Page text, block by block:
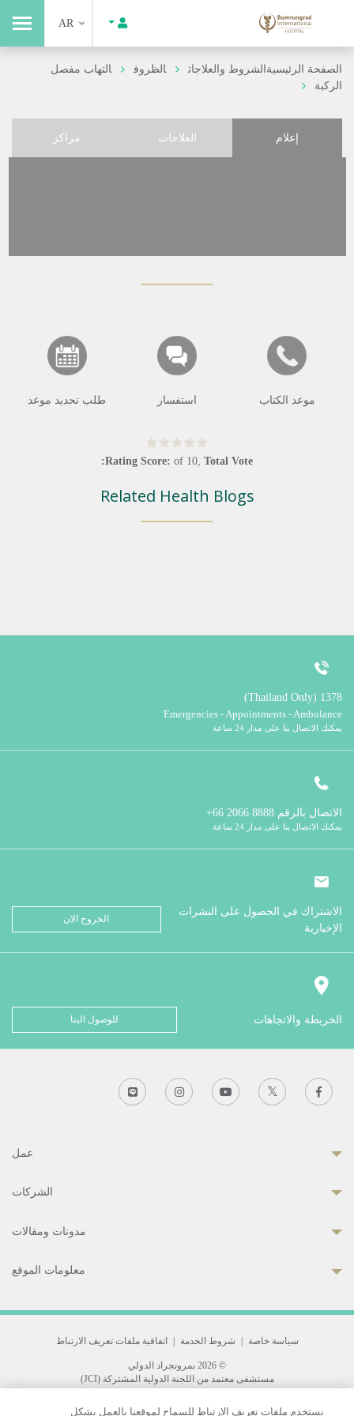
AR
الصفحة الرئيسيةالشروط والعلاجات الظروف
التهاب مفصل
الركبة
إعلام العلاجات مراكز
موعد الكتاب استفسار طلب تحديد موعد
Rating Score: of 10, Total Vote:
Related Health Blogs
1378 (Thailand Only)
Emergencies - Appointments - Ambulance
يمكنك الاتصال بنا على مدار 24 ساعة
الاتصال بالرقم
يمكنك الاتصال بنا على مدار 24 ساعة
الاشتراك في الحصول على النشرات
الإخبارية
الخروج الان
الخريطة والاتجاهات للوصول الينا
عمل
الشركات
مدونات ومقالات
معلومات الموقع
سياسة خاصة شروط الخدمة اتفاقية ملفات تعريف الارتباط
© 2026 بمرونجراد الدولي
مستشفى معتمد من اللجنة الدولية المشتركة (JCI)
33 Sukhumvit 3, Wattana, Bangkok 10110 Thailand.
نستخدم ملفات تعريف الارتباط للسماح لموقعنا بالعمل بشكل